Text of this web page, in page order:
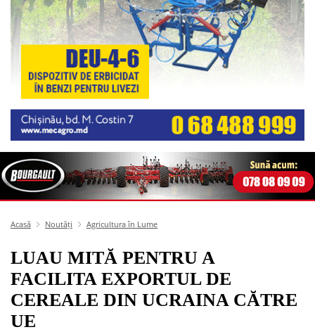
Acasă Noutăți Agricultura în Lume
LUAU MITĂ PENTRU A
FACILITA EXPORTUL DE
CEREALE DIN UCRAINA CĂTRE
UE